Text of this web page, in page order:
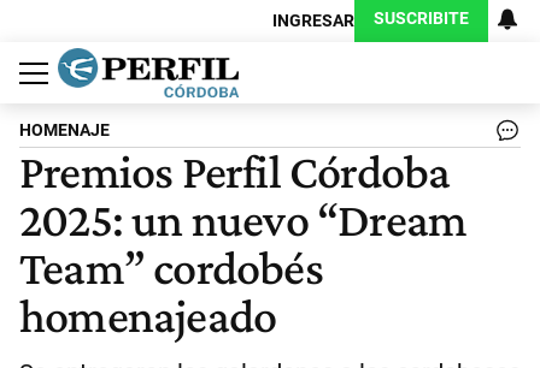
INGRESAR SUSCRIBITE
Política
Economía
Judiciales
Sociedad
Cultura
Espectáculos
Deportes
Protagonistas
HOMENAJE
Premios Perfil Córdoba
2025: un nuevo “Dream
Team” cordobés
homenajeado